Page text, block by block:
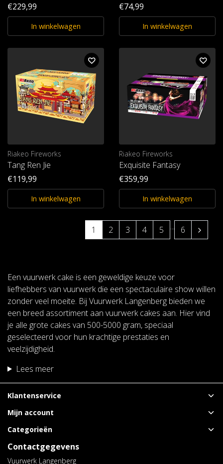
€229,99
In winkelwagen
€74,99
In winkelwagen
Riakeo Fireworks
Tang Ren Jie
€119,99
In winkelwagen
Riakeo Fireworks
Exquisite Fantasy
€359,99
In winkelwagen
1 2 3 4 5 ... 6
Een vuurwerk cake is een geweldige keuze voor
liefhebbers van vuurwerk die een spectaculaire show willen
zonder veel moeite. Bij Vuurwerk Langenberg bieden we
een breed assortiment aan vuurwerk cakes aan. Hier vind
je alle grote cakes van 500-5000 gram, speciaal
geselecteerd voor hun krachtige prestaties en
veelzijdigheid.
Lees meer
Klantenservice
Mijn account
Categorieën
Contactgegevens
Vuurwerk Langenberg